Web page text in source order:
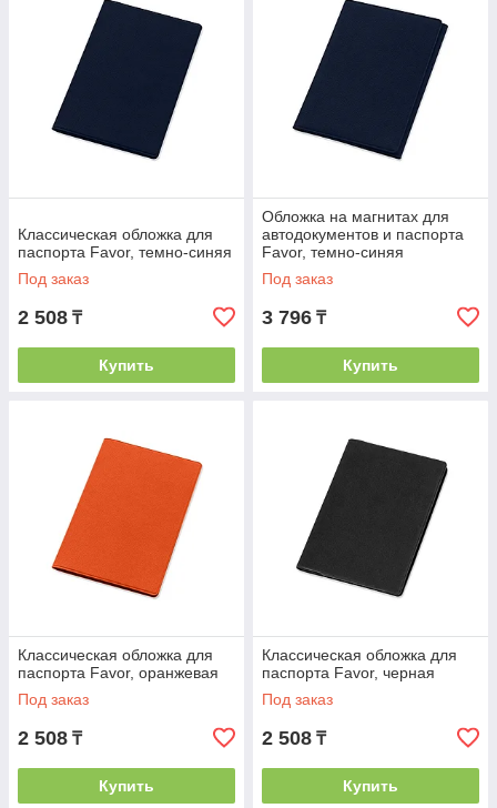
Классическая обложка для
паспорта Favor, темно-синяя
Под заказ
2 508 ₸
Купить
Обложка на магнитах для
автодокументов и паспорта
Favor, темно-синяя
Под заказ
3 796 ₸
Купить
Классическая обложка для
паспорта Favor, оранжевая
Под заказ
2 508 ₸
Купить
Классическая обложка для
паспорта Favor, черная
Под заказ
2 508 ₸
Купить